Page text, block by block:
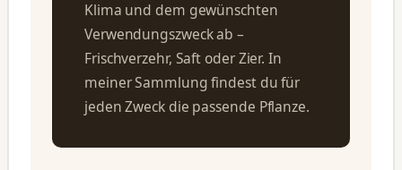
Klima und dem gewünschten
Verwendungszweck ab –
Frischverzehr, Saft oder Zier. In
meiner Sammlung findest du für
jeden Zweck die passende Pflanze.